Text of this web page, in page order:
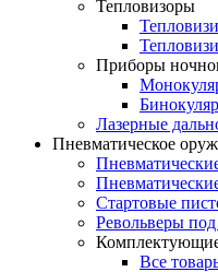
Тепловизоры
Приборы
Лазерные
Пневматическое
Стартовые
Револьверы
Все